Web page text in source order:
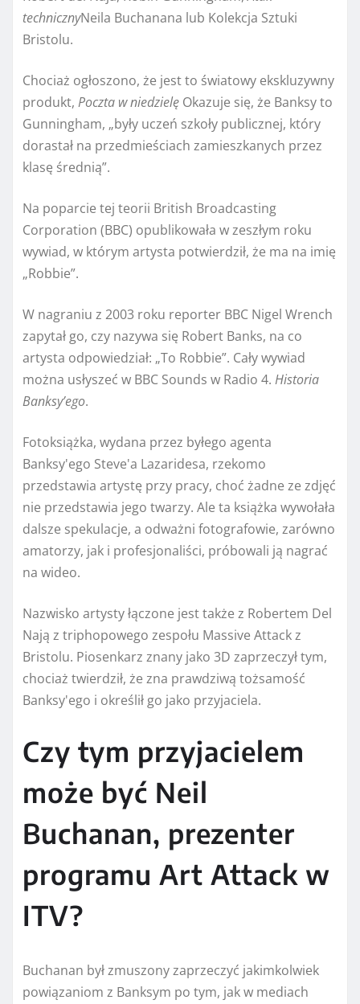
technicznyNeila Buchanana lub Kolekcja Sztuki
Bristolu.
Chociaż ogłoszono, że jest to światowy ekskluzywny
produkt, Poczta w niedzielę Okazuje się, że Banksy to
Gunningham, „były uczeń szkoły publicznej, który
dorastał na przedmieściach zamieszkanych przez
klasę średnią”.
Na poparcie tej teorii British Broadcasting
Corporation (BBC) opublikowała w zeszłym roku
wywiad, w którym artysta potwierdził, że ma na imię
„Robbie”.
W nagraniu z 2003 roku reporter BBC Nigel Wrench
zapytał go, czy nazywa się Robert Banks, na co
artysta odpowiedział: „To Robbie”. Cały wywiad
można usłyszeć w BBC Sounds w Radio 4. Historia
Banksy’ego.
Fotoksiążka, wydana przez byłego agenta
Banksy'ego Steve'a Lazaridesa, rzekomo
przedstawia artystę przy pracy, choć żadne ze zdjęć
nie przedstawia jego twarzy. Ale ta książka wywołała
dalsze spekulacje, a odważni fotografowie, zarówno
amatorzy, jak i profesjonaliści, próbowali ją nagrać
na wideo.
Nazwisko artysty łączone jest także z Robertem Del
Nają z triphopowego zespołu Massive Attack z
Bristolu. Piosenkarz znany jako 3D zaprzeczył tym,
chociaż twierdził, że zna prawdziwą tożsamość
Banksy'ego i określił go jako przyjaciela.
Czy tym przyjacielem
może być Neil
Buchanan, prezenter
programu Art Attack w
ITV?
Buchanan był zmuszony zaprzeczyć jakimkolwiek
powiązaniom z Banksym po tym, jak w mediach